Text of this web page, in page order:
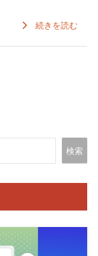
続きを読む
検索